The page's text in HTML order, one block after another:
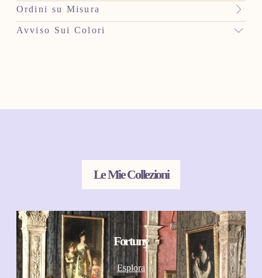
Ordini su Misura
Avviso Sui Colori
Le Mie Collezioni
Fortuny
Esplora